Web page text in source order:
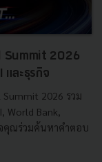
Summit 2026
และธุรกิจ
Summit 2026 รวม
World Bank,
คุณร่วมค้นหาคำตอบ